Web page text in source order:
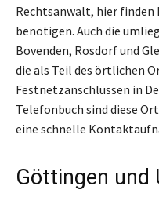
Rechtsanwalt, hier finden
benötigen. Auch die
Bovenden, Rosdorf und
die als Teil des örtlichen
Festnetzanschlüssen in
Telefonbuch sind diese
eine schnelle
Göttingen und